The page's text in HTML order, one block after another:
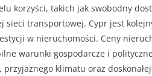
korzyści, takich jak swobodny
sieci transportowej. Cypr jest
w nieruchomości. Ceny
warunki gospodarcze i
klimatu oraz